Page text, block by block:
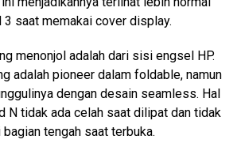
3 saat memakai cover display.
menonjol adalah dari sisi engsel HP.
adalah pioneer dalam foldable, namun
dengan desain seamless. Hal
N tidak ada celah saat dilipat dan tidak
tengah saat terbuka.